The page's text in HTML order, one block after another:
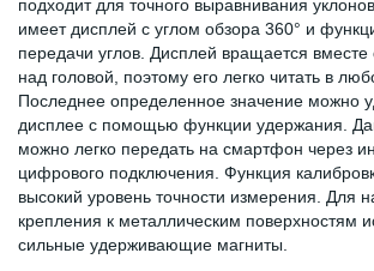
подходит для точного выравнивания
имеет дисплей с углом обзора 360° и
передачи углов. Дисплей вращается
над головой, поэтому его легко читать в
Последнее определенное значение можно
дисплее с помощью функции удержания.
можно легко передать на смартфон через
цифрового подключения. Функция
высокий уровень точности измерения. Для
крепления к металлическим поверхностям
сильные удерживающие магниты.